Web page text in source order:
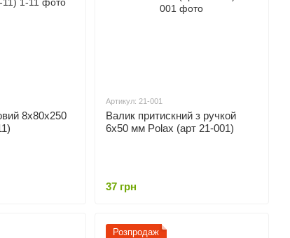
8х80х250
Артикул: 21-001
Валик притискний з ручкой
6х50 мм Polax (арт 21-001)
37 грн
Розпродаж